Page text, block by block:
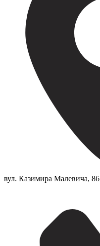
вул. Казимира Малевича,